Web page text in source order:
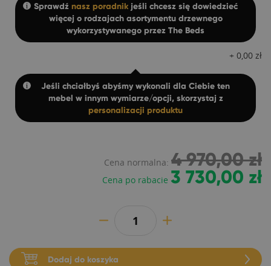
Sprawdź nasz poradnikjeśli chcesz się dowiedzieć
więcej o rodzajach asortymentu drzewnego
wykorzystywanego przez The Beds
+ 0,00 zł
Jeśli chciałbyś abyśmy wykonali dla Ciebie ten
mebel w innym wymiarze/opcji, skorzystaj z
personalizacji produktu
Cena normalna: 4 970,00 zł
Cena po rabacie 3 730,00 zł
Dodaj do koszyka